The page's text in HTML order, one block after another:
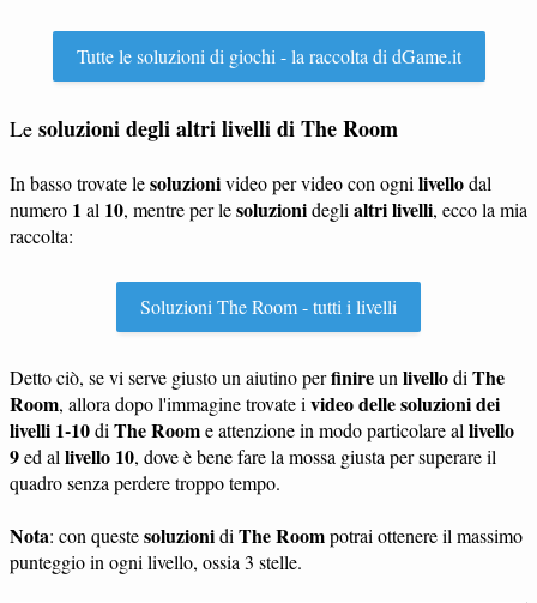
Tutte le soluzioni di giochi - la raccolta di dGame.it
Le soluzioni degli altri livelli di The Room
In basso trovate lesoluzionivideo per video con ogni livellodal
numero 1 al 10, mentre per lesoluzionidegli altri livelli, ecco la mia
raccolta:
Soluzioni The Room - tutti i livelli
Detto ciò, se vi serve giusto un aiutino perfinireun livellodi The
Room, allora dopo l'immagine trovate i video delle soluzioni dei
livelli 1-10di The Roome attenzione in modo particolare al livello
9ed al livello 10, dove è bene fare la mossa giusta per superare il
quadro senza perdere troppo tempo.
Nota: con questesoluzionidi The Roompotrai ottenere il massimo
punteggio in ogni livello, ossia 3 stelle.